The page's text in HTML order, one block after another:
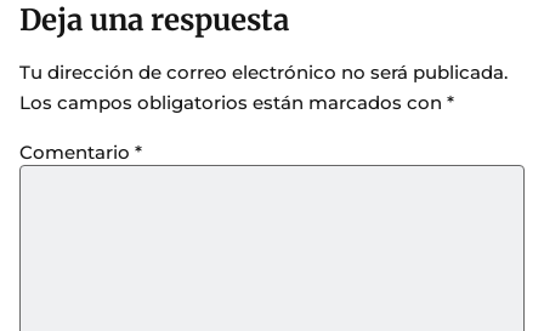
Deja una respuesta
Tu dirección de correo electrónico no será publicada.
Los campos obligatorios están marcados con *
Comentario *